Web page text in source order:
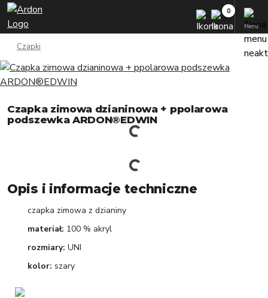
Menu
Czapki
Czapka zimowa dzianinowa + ppolarowa
podszewka ARDON®EDWIN
Opis i informacje techniczne
czapka zimowa z dzianiny
materiał: 100 % akryl
rozmiary: UNI
kolor: szary